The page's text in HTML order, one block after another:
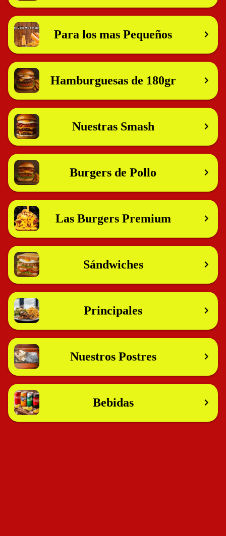
Para los mas Pequeños
Hamburguesas de 180gr
Nuestras Smash
Burgers de Pollo
Las Burgers Premium
Sándwiches
Principales
Nuestros Postres
Bebidas